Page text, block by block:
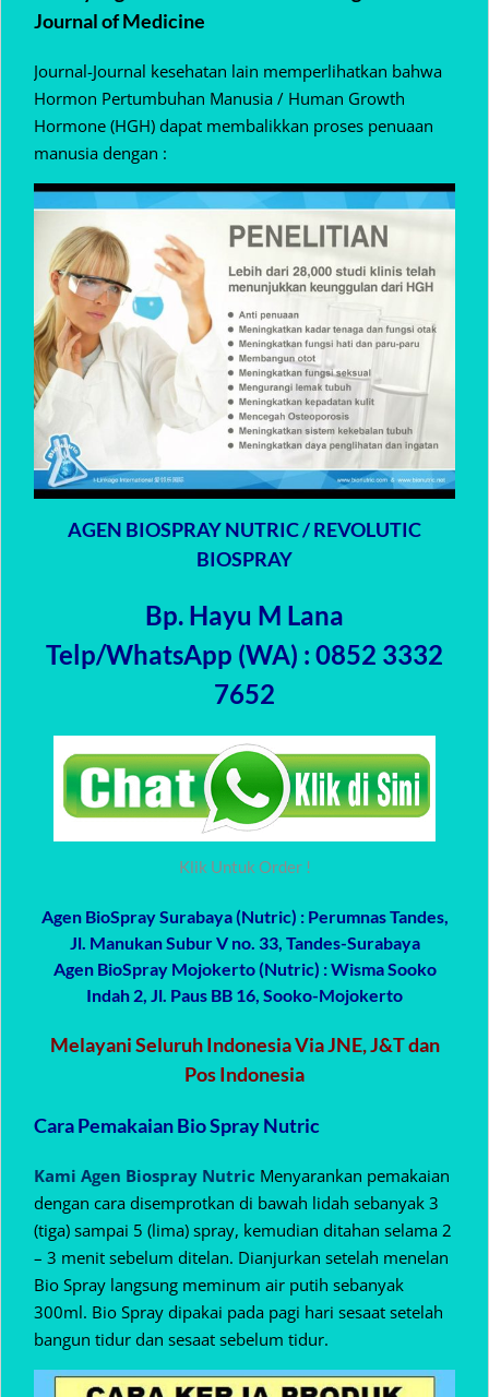
Journal of Medicine
Journal-Journal kesehatan lain memperlihatkan bahwa
Hormon Pertumbuhan Manusia / Human Growth
Hormone (HGH) dapat membalikkan proses penuaan
manusia dengan :
AGEN BIOSPRAY NUTRIC / REVOLUTIC
BIOSPRAY
Bp. Hayu M Lana
Telp/WhatsApp (WA) : 0852 3332
7652
Klik Untuk Order !
Agen BioSpray Surabaya (Nutric) : Perumnas Tandes,
Jl. Manukan Subur V no. 33, Tandes-Surabaya
Agen BioSpray Mojokerto (Nutric) : Wisma Sooko
Indah 2, Jl. Paus BB 16, Sooko-Mojokerto
Melayani Seluruh Indonesia Via JNE, J&T dan
Pos Indonesia
Cara Pemakaian Bio Spray Nutric
Kami Agen Biospray Nutric Menyarankan pemakaian
dengan cara disemprotkan di bawah lidah sebanyak 3
(tiga) sampai 5 (lima) spray, kemudian ditahan selama 2
– 3 menit sebelum ditelan. Dianjurkan setelah menelan
Bio Spray langsung meminum air putih sebanyak
300ml. Bio Spray dipakai pada pagi hari sesaat setelah
bangun tidur dan sesaat sebelum tidur.